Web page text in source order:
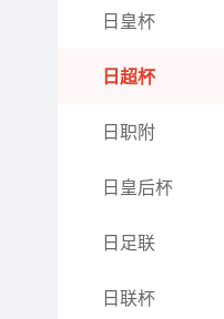
日皇杯
日超杯
日职附
日皇后杯
日足联
日联杯